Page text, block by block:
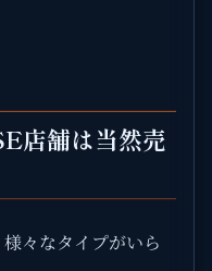
店舗は当然売
々なタイプがいら